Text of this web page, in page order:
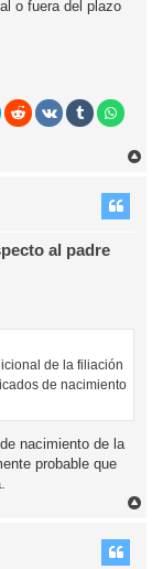
o fuera del plazo
al padre
de la filiación
de nacimiento
nacimiento de la
probable que